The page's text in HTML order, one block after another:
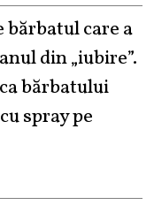
bărbatul care a
din „iubire”.
bărbatului
spray pe